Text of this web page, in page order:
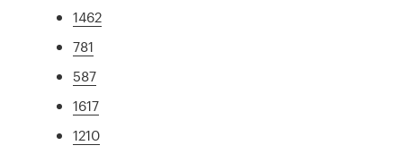
1462
781
587
1617
1210